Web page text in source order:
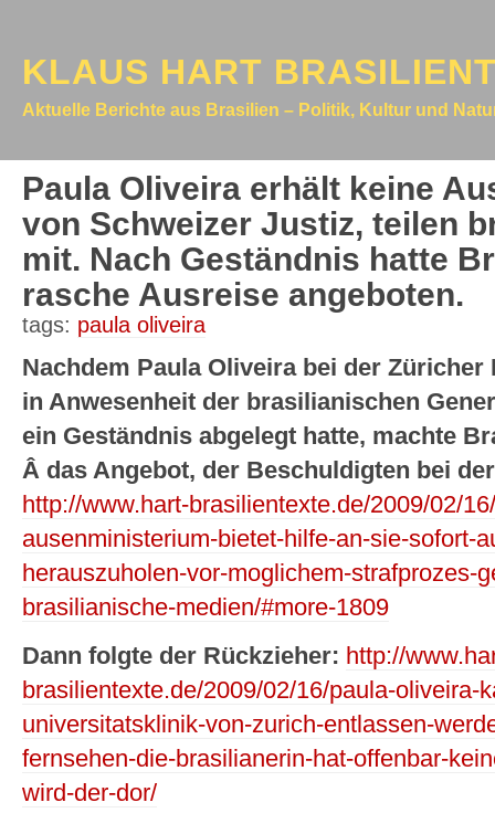
KLAUS HART
Aktuelle Berichte aus Brasilien – Politik, Kultur und
Paula Oliveira erhält keine
von Schweizer Justiz, teilen
mit. Nach Geständnis hatte
rasche Ausreise angeboten.
tags: paula oliveira
Nachdem Paula Oliveira bei der
in Anwesenheit der brasilianischen
ein Geständnis abgelegt hatte, machte
Â das Angebot, der Beschuldigten bei
http://www.hart-brasilientexte.de/2009/02/
ausenministerium-bietet-hilfe-an-sie-sofort-
herauszuholen-vor-moglichem-strafprozes-
brasilianische-medien/#more-1809
Dann folgte der Rückzieher: http://
brasilientexte.de/2009/02/16/paula-oliveira-
universitatsklinik-von-zurich-entlassen-
fernsehen-die-brasilianerin-hat-offenbar-
wird-der-dor/